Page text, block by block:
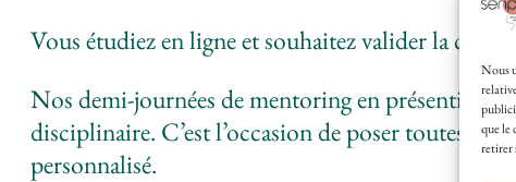
Nous
que le
retirer
Vous étudiez en ligne et souhaitez valider la
Nos demi-journées de mentoring en présentiel
disciplinaire. C’est l’occasion de poser toutes
personnalisé.